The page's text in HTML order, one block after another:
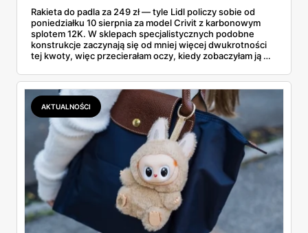
Rakieta do padla za 249 zł — tyle Lidl policzy sobie od
poniedziałku 10 sierpnia za model Crivit z karbonowym
splotem 12K. W sklepach specjalistycznych podobne
konstrukcje zaczynają się od mniej więcej dwukrotności
tej kwoty, więc przecierałam oczy, kiedy zobaczyłam ją w
najszybciej rosnący sport w Polsce: kortów przybywa
lawinowo, a chętnych jeszcze szybciej. Sprawdziłam, co
dokładnie dostajemy za te pieniądze i komu taka rakieta
faktycznie wystarczy.
AKTUALNOŚCI